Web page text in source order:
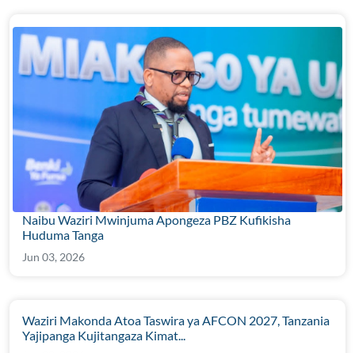
Naibu Waziri Mwinjuma Apongeza PBZ Kufikisha
Huduma Tanga
Jun 03, 2026
Waziri Makonda Atoa Taswira ya AFCON 2027, Tanzania
Yajipanga Kujitangaza Kimat...